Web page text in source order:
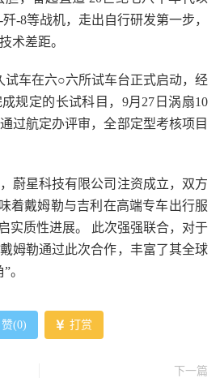
-8等战机，走出自行研发第一步，
术差距。
试车在六○六所试车台正式启动，经
规定的长试科目，9月27日涡扇10
过航定办评审，全部定型考核项目
蔚星科技有限公司注资成立，双方
着戴姆勒与吉利在高端专车出行服
实质性进展。 此次强强联合，对于
姆勒通过此次合作，丰富了其全球
。
赞(0) 打赏
下一篇